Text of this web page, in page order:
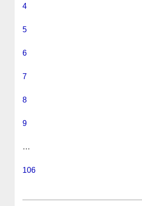
4
5
6
7
8
9
…
106